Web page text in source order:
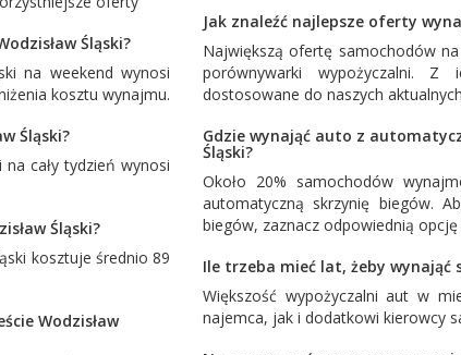
Śląski?
na weekend wynosi
kosztu wynajmu.
Śląski?
cały tydzień wynosi
Śląski?
kosztuje średnio 89
Wodzisław
Jak znaleźć najlepsze oferty
Największą ofertę samochodów
porównywarki wypożyczalni.
dostosowane do naszych
Gdzie wynająć auto z
Śląski?
Około 20% samochodów
automatyczną skrzynię biegów.
biegów, zaznacz odpowiednią
Ile trzeba mieć lat, żeby wynająć
Większość wypożyczalni aut w
najemca, jak i dodatkowi kierowcy